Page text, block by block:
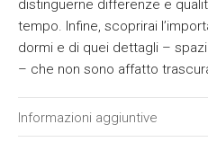
distinguerne differenze e
tempo. Infine, scoprirai
dormi e di quei dettagli –
– che non sono affatto
Informazioni aggiuntive